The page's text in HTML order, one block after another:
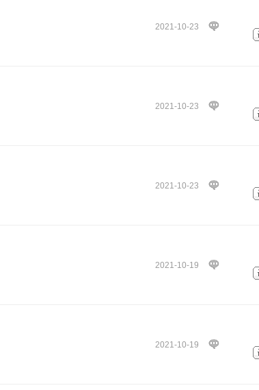
2021-10-23
2021-10-23
2021-10-23
2021-10-19
2021-10-19